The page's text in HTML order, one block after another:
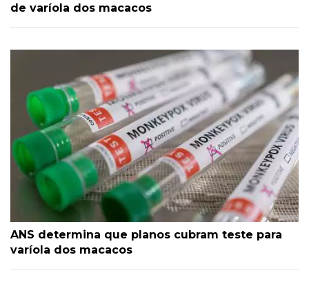
de varíola dos macacos
ANS determina que planos cubram teste para
varíola dos macacos